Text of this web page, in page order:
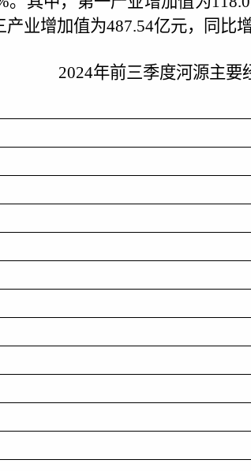
产业增加值为487.54亿元，同比
2024年前三季度河源主要